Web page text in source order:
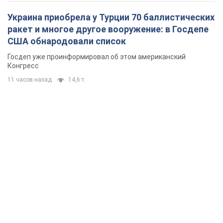
Украина приобрела у Турции 70 баллистических
ракет и многое другое вооружение: в Госдепе
США обнародовали список
Госдеп уже проинформировал об этом американский
Конгресс
11 часов назад 14,6 т.